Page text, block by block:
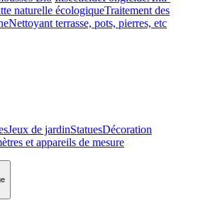
naturelle écologiqueTraitement des
Nettoyant terrasse, pots, pierres, etc
Jeux de jardinStatuesDécoration
et appareils de mesure